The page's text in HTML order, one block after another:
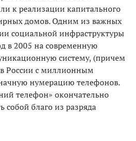
к реализации капитального
домов. Одним из важных
социальной инфраструктуры
в 2005 на современную
систему, (причем
России с миллионным
нумерацию телефонов.
телефон» окончательно
собой благо из разряда